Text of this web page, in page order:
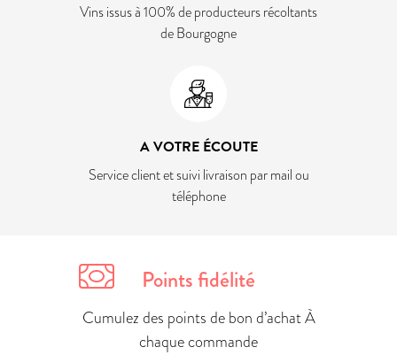
Vins issus à 100% de producteurs récoltants
de Bourgogne
A VOTRE ÉCOUTE
Service client et suivi livraison par mail ou
téléphone
Points fidélité
Cumulez des points de bon d’achat À
chaque commande